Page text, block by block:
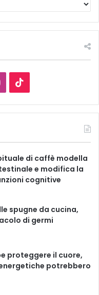
I
n
t
a
g
r
a
i
T
o
k
di caffè modella
e modifica la
cognitive
spugne da cucina,
di germi
proteggere il cuore,
potrebbero